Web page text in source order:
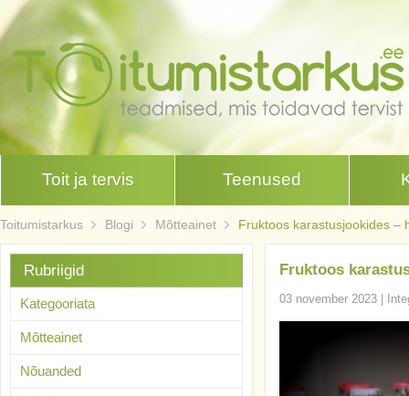
Toit ja tervis Teenused
Toitumistarkus Blogi Mõtteainet Fruktoos karastusjookides –
Fruktoos
03 november 2023
Rubriigid
Kategooriata
Mõtteainet
Nõuanded